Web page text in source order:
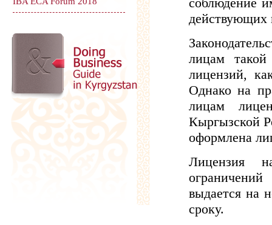
действующих
лицам
лицензий,
Однако на
лицам
Кыргызской
оформлена
Лицензия
выдается на
сроку.